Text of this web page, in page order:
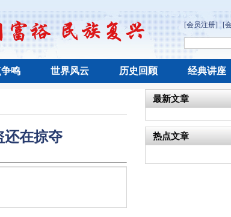
[会员注册] [
鸣 世界风云 历史回顾 经典讲座
还在掠夺
最新文章
热点文章